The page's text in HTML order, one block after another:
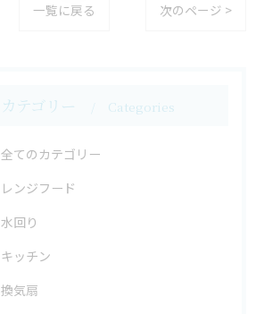
一覧に戻る 次のページ >
カテゴリー Categories
全てのカテゴリー
レンジフード
水回り
キッチン
換気扇